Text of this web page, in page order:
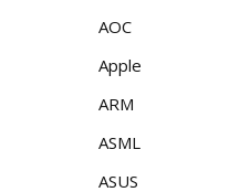
AOC
Apple
ARM
ASML
ASUS